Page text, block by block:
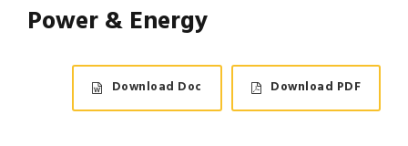
Power & Energy
Download Doc Download PDF